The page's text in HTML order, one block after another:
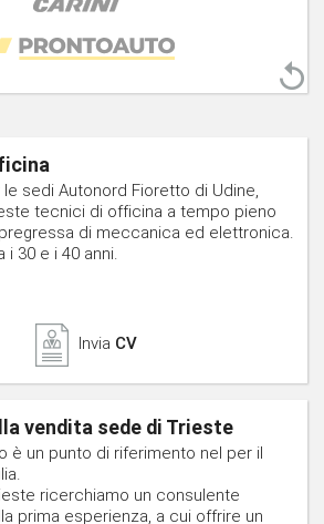
sedi Autonord Fioretto di Udine,
tecnici di officina a tempo pieno
di meccanica ed elettronica.
i 30 e i 40 anni.
Invia CV
vendita sede di Trieste
è un punto di riferimento nel per il
ricerchiamo un consulente
prima esperienza, a cui offrire un